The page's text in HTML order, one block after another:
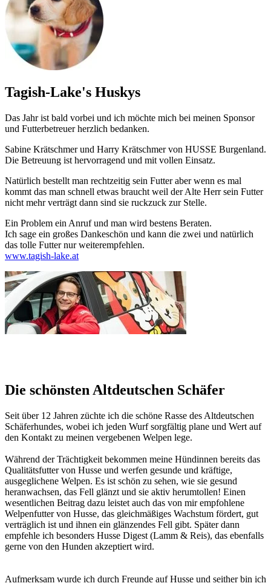
Tagish-Lake's Huskys
Das Jahr ist bald vorbei und ich möchte mich bei meinen Sponsor
und Futterbetreuer herzlich bedanken.
Sabine Krätschmer und Harry Krätschmer von HUSSE Burgenland.
Die Betreuung ist hervorragend und mit vollen Einsatz.
Natürlich bestellt man rechtzeitig sein Futter aber wenn es mal
kommt das man schnell etwas braucht weil der Alte Herr sein Futter
nicht mehr verträgt dann sind sie ruckzuck zur Stelle.
Ein Problem ein Anruf und man wird bestens Beraten.
Ich sage ein großes Dankeschön und kann die zwei und natürlich
das tolle Futter nur weiterempfehlen.
www.tagish-lake.at
Die schönsten Altdeutschen Schäfer
Seit über 12 Jahren züchte ich die schöne Rasse des Altdeutschen
Schäferhundes, wobei ich jeden Wurf sorgfältig plane und Wert auf
den Kontakt zu meinen vergebenen Welpen lege.
Während der Trächtigkeit bekommen meine Hündinnen bereits das
Qualitätsfutter von Husse und werfen gesunde und kräftige,
ausgeglichene Welpen. Es ist schön zu sehen, wie sie gesund
heranwachsen, das Fell glänzt und sie aktiv herumtollen! Einen
wesentlichen Beitrag dazu leistet auch das von mir empfohlene
Welpenfutter von Husse, das gleichmäßiges Wachstum fördert, gut
verträglich ist und ihnen ein glänzendes Fell gibt. Später dann
empfehle ich besonders Husse Digest (Lamm & Reis), das ebenfalls
gerne von den Hunden akzeptiert wird.
Aufmerksam wurde ich durch Freunde auf Husse und seither bin ich